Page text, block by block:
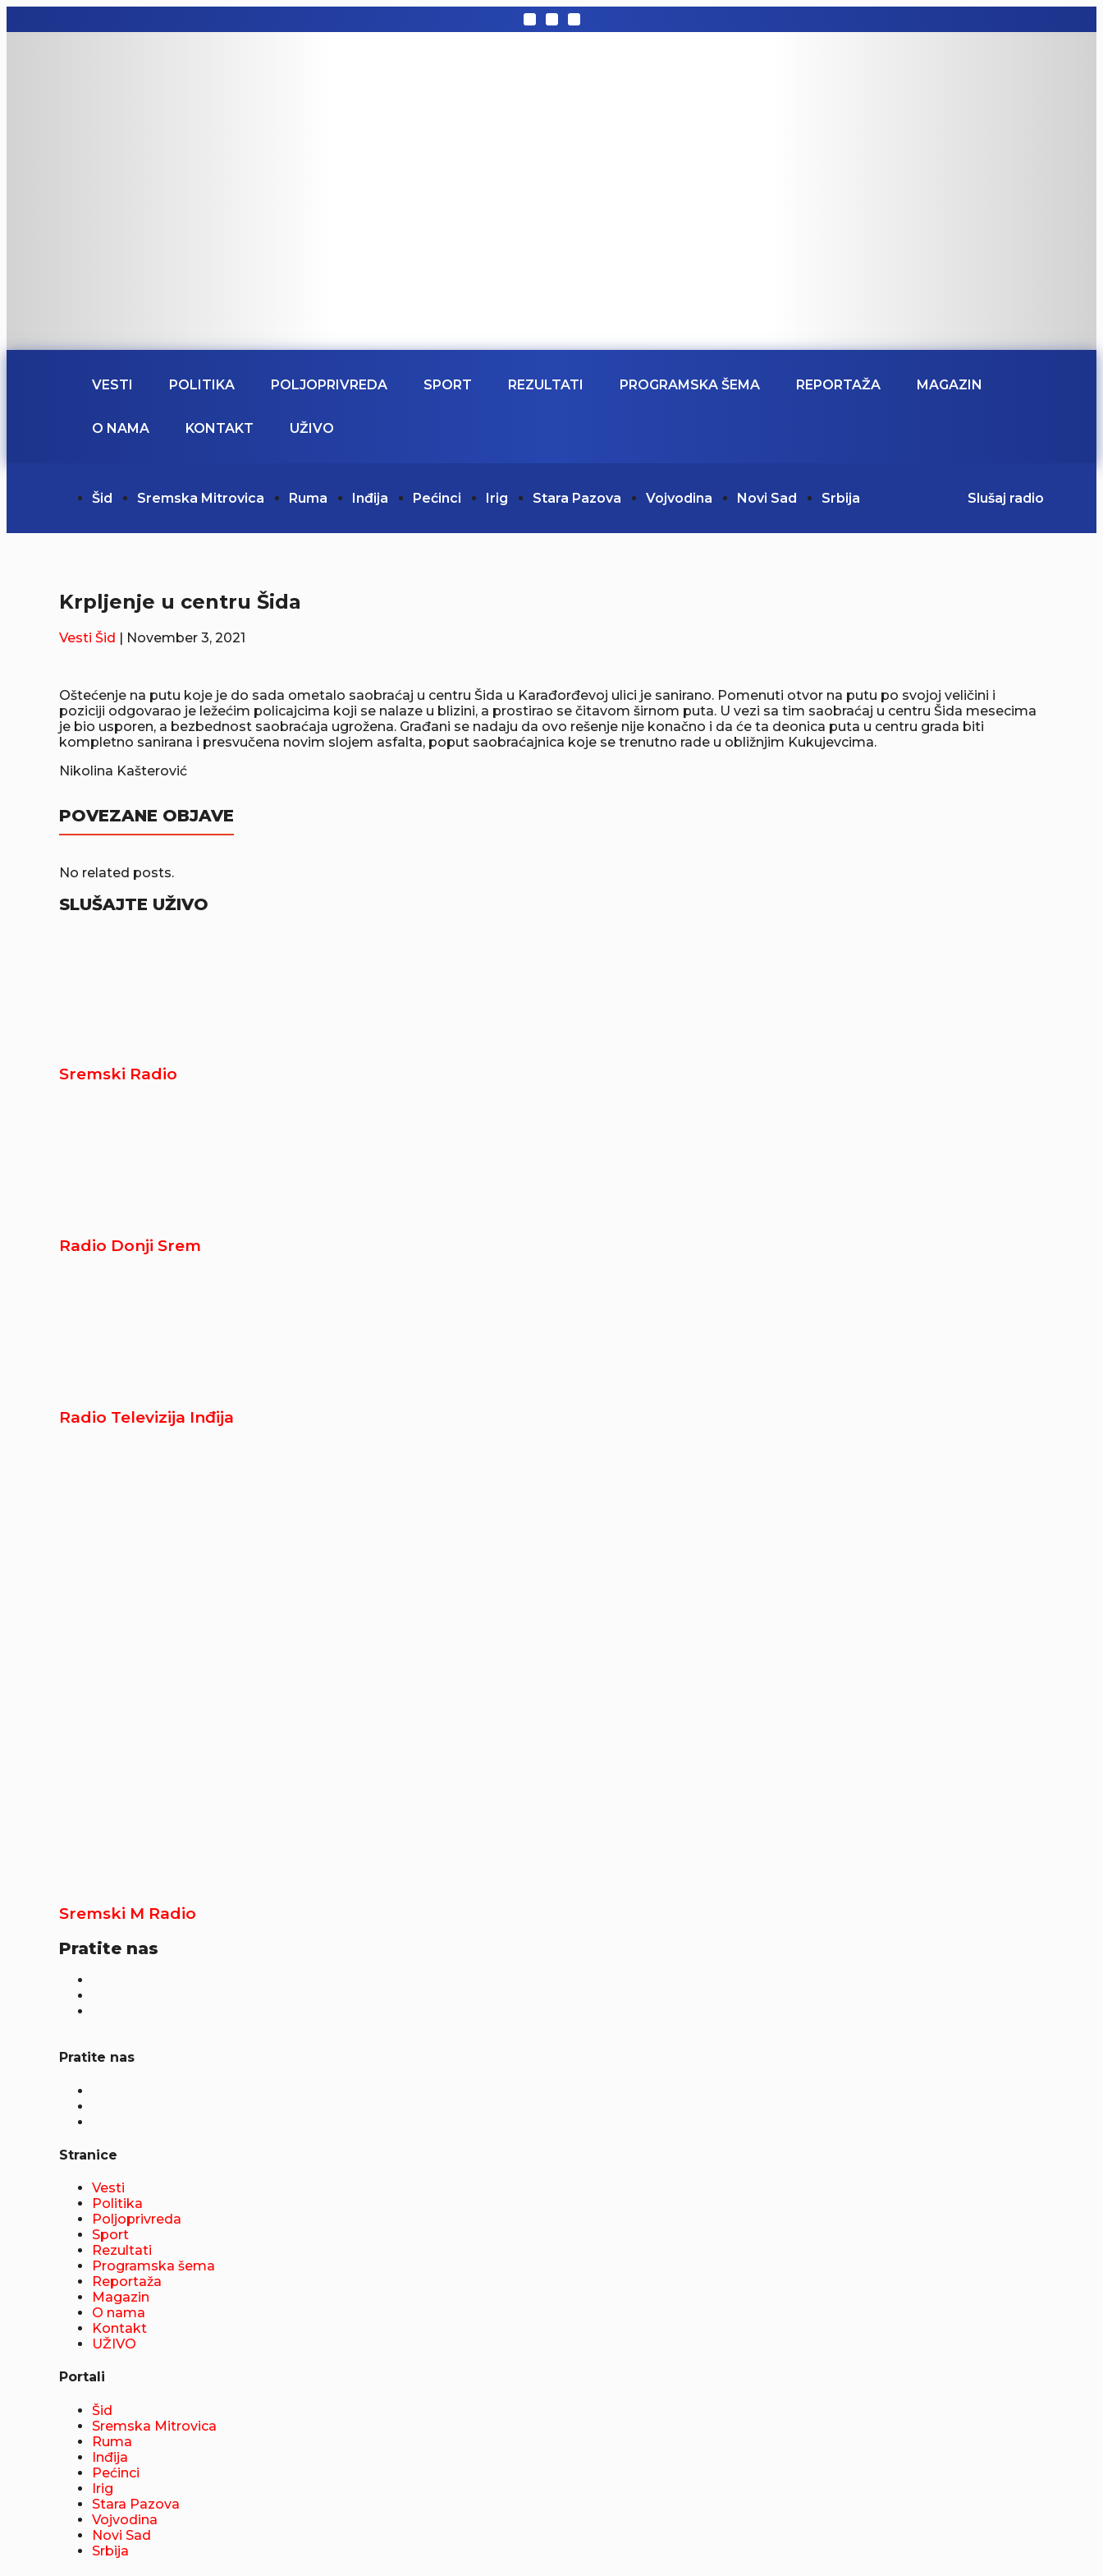
VESTI POLITIKA POLJOPRIVREDA SPORT REZULTATI PROGRAMSKA ŠEMA REPORTAŽA MAGAZIN
O NAMA KONTAKT UŽIVO
Šid Sremska Mitrovica Ruma Inđija Pećinci Irig Stara Pazova Vojvodina Novi Sad Srbija Slušaj radio
Krpljenje u centru Šida
Vesti Šid | November 3, 2021
Oštećenje na putu koje je do sada ometalo saobraćaj u centru Šida u Karađorđevoj ulici je sanirano. Pomenuti otvor na putu po svojoj veličini i
poziciji odgovarao je ležećim policajcima koji se nalaze u blizini, a prostirao se čitavom širnom puta. U vezi sa tim saobraćaj u centru Šida mesecima
je bio usporen, a bezbednost saobraćaja ugrožena. Građani se nadaju da ovo rešenje nije konačno i da će ta deonica puta u centru grada biti
kompletno sanirana i presvučena novim slojem asfalta, poput saobraćajnica koje se trenutno rade u obližnjim Kukujevcima.
Nikolina Kašterović
POVEZANE OBJAVE
No related posts.
SLUŠAJTE UŽIVO
Sremski Radio
Radio Donji Srem
Radio Televizija Inđija
Sremski M Radio
Pratite nas
Pratite nas
Stranice
Vesti
Politika
Poljoprivreda
Sport
Rezultati
Programska šema
Reportaža
Magazin
O nama
Kontakt
UŽIVO
Portali
Šid
Sremska Mitrovica
Ruma
Inđija
Pećinci
Irig
Stara Pazova
Vojvodina
Novi Sad
Srbija